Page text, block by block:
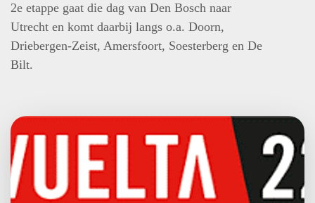
2e etappe gaat die dag van Den Bosch naar
Utrecht en komt daarbij langs o.a. Doorn,
Driebergen-Zeist, Amersfoort, Soesterberg en De
Bilt.